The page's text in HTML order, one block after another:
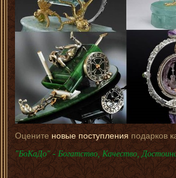
Оцените новые поступления подарков
"БоКаДо" - Богатство, Качество,